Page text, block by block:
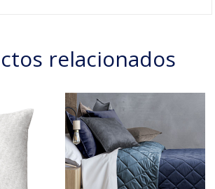
relacionados